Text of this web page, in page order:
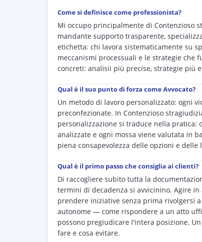
Come si definisce come professionista?
Mi occupo principalmente di Contenzioso
mandante supporto trasparente,
etichetta: chi lavora sistematicamente su
meccanismi processuali e le strategie che
concreti: analisii più precise, strategie più
Qual è il suo punto di forza come Avvocato?
Un metodo di lavoro personalizzato: ogni
preconfezionate. In Contenzioso
personalizzazione si traduce nella
analizzate e ogni mossa viene valutata in
piena consapevolezza delle opzioni e delle
Qual è il primo passo che consiglia ai clienti?
Di raccogliere subito tutta la
termini di decadenza si avvicinino. Agire
prendere iniziative senza prima rivolgersi
autonome — come rispondere a un atto
possono pregiudicare l'intera posizione.
fare e cosa evitare.